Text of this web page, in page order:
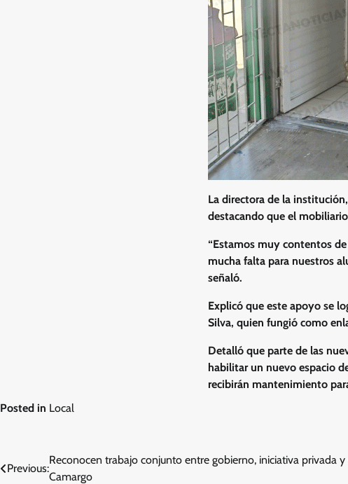
La directora de la
destacando que el
“Estamos muy contentos
mucha falta para nuestros
señaló.
Explicó que este apoyo se
Silva, quien fungió como
Detalló que parte de las
habilitar un nuevo espacio
recibirán mantenimiento
Posted in Local
Navegación
Previous:
Reconocen trabajo conjunto entre gobierno, iniciativa privada
Camargo